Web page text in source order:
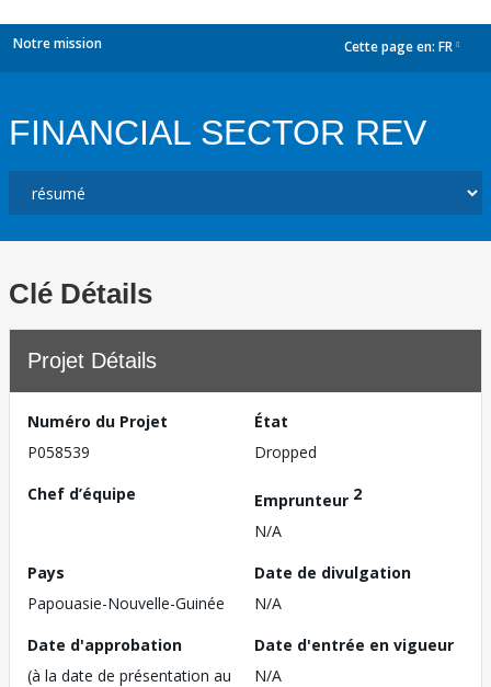
Notre mission Cette page en: FR
FINANCIAL SECTOR REV
Clé Détails
Projet Détails
Numéro du Projet
P058539
État
Dropped
Chef d’équipe
Emprunteur 2
N/A
Pays
Papouasie-Nouvelle-Guinée
Date de divulgation
N/A
Date d'approbation
(à la date de présentation au
Date d'entrée en vigueur
N/A